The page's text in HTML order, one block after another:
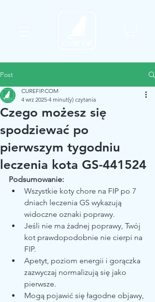
Post
Czego możesz się
spodziewać po
pierwszym tygodniu
leczenia kota GS-441524
CUREFIP.COM
4 wrz 2025 4 minut(y) czytania
Podsumowanie:
Wszystkie koty chore na FIP po 7
dniach leczenia GS wykazują
widoczne oznaki poprawy.
Jeśli nie ma żadnej poprawy, Twój
kot prawdopodobnie nie cierpi na
FIP.
Apetyt, poziom energii i gorączka
zazwyczaj normalizują się jako
pierwsze.
Mogą pojawić się łagodne objawy,